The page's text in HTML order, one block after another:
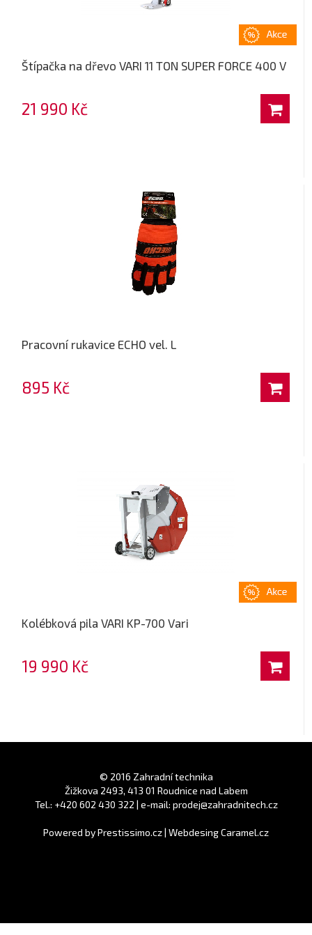
Štípačka na dřevo VARI 11 TON SUPER FORCE 400 V
21 990 Kč
Pracovní rukavice ECHO vel. L
895 Kč
Kolébková pila VARI KP-700 Vari
19 990 Kč
© 2016 Zahradní technika
Žižkova 2493, 413 01 Roudnice nad Labem
Tel.: +420 602 430 322 | e-mail: prodej@zahradnitech.cz
Powered byPrestissimo.cz| Webdesing Caramel.cz